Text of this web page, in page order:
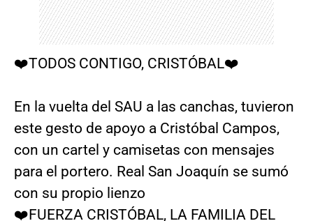
❤️TODOS CONTIGO, CRISTÓBAL❤️
En la vuelta del SAU a las canchas, tuvieron
este gesto de apoyo a Cristóbal Campos,
con un cartel y camisetas con mensajes
para el portero. Real San Joaquín se sumó
con su propio lienzo
❤️FUERZA CRISTÓBAL, LA FAMILIA DEL